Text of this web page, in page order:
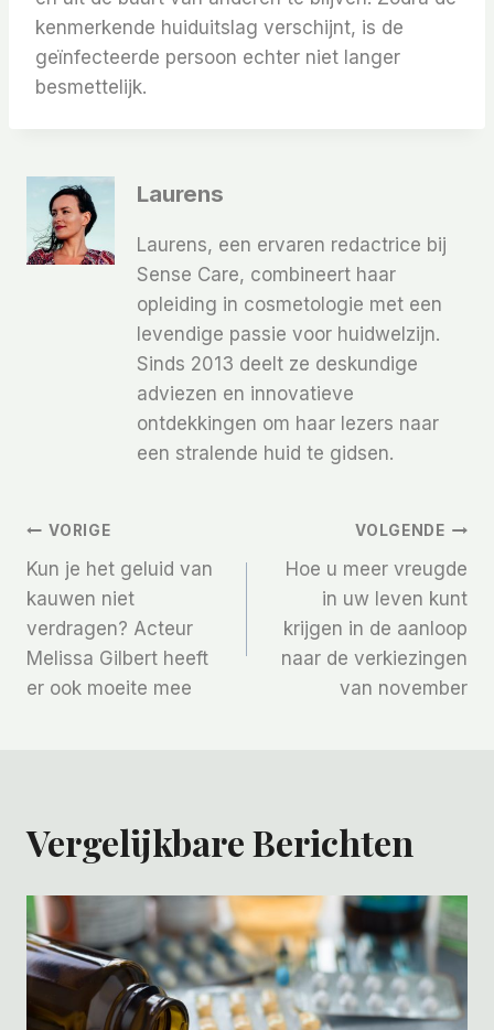
kenmerkende huiduitslag verschijnt, is de
geïnfecteerde persoon echter niet langer
besmettelijk.
Laurens
Laurens, een ervaren redactrice bij
Sense Care, combineert haar
opleiding in cosmetologie met een
levendige passie voor huidwelzijn.
Sinds 2013 deelt ze deskundige
adviezen en innovatieve
ontdekkingen om haar lezers naar
een stralende huid te gidsen.
Bericht
Navigatie
VORIGE
Kun je het geluid van
kauwen niet
verdragen? Acteur
Melissa Gilbert heeft
er ook moeite mee
VOLGENDE
Hoe u meer vreugde
in uw leven kunt
krijgen in de aanloop
naar de verkiezingen
van november
Vergelijkbare Berichten